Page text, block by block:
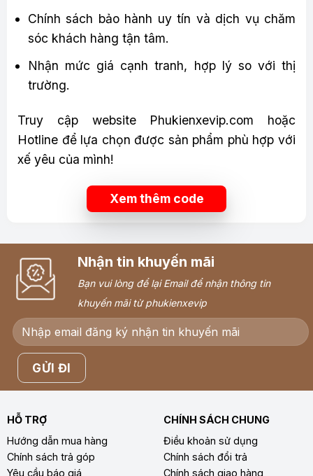
Chính sách bảo hành uy tín và dịch vụ chăm
sóc khách hàng tận tâm.
Nhận mức giá cạnh tranh, hợp lý so với thị
trường.
Truy cập website Phukienxevip.com hoặc
Hotline để lựa chọn được sản phẩm phù hợp với
xế yêu của mình!
Xem thêm code
Nhận tin khuyến mãi
Bạn vui lòng để lại Email để nhận thông tin
khuyến mãi từ phukienxevip
HỖ TRỢ
Hướng dẫn mua hàng
Chính sách trả góp
Yêu cầu báo giá
CHÍNH SÁCH CHUNG
Điều khoản sử dụng
Chính sách đổi trả
Chính sách giao hàng